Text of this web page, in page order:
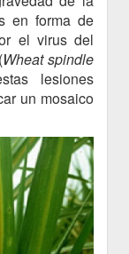
en forma de
el virus del
Wheat spindle
lesiones
un mosaico